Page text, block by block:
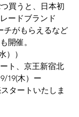
買うと、日本初
ードブランド
チがもらえるなど
開催。
））
ト、京王新宿北
19(木）ー
タートいたしま